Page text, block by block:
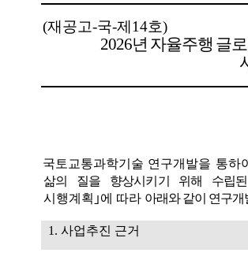
(재공고-국-제 14호)
2026년 자율주행 글
국토교통과학기술 연구개발을 통
삶의 질을 향상시키기 위해 수립
시행계획 ｣에 따라 아래와 같이 연구
1. 사업추진 근거